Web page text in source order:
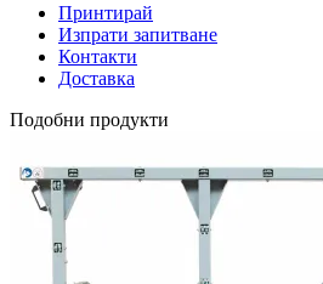
Принтирай
Изпрати запитване
Контакти
Доставка
Подобни продукти